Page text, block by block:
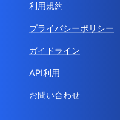
利用規約
プライバシーポリシー
ガイドライン
API利用
お問い合わせ